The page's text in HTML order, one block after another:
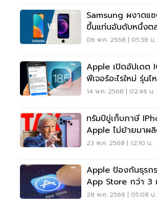
Samsung ผงาดแ
ขึ้นแท่นอันดับหนึ่งต
โลก
06 พ.ค. 2568 | 05:38 น.
Apple เปิดอัปเดต
ฟีเจอร์อะไรใหม่ รุ่น
ได้ที่นี่!
14 พ.ค. 2568 | 02:46 น.
ทรัมป์ขู่เก็บภาษี
Apple ไม่ย้ายมาผ
23 พ.ค. 2568 | 12:10 น.
Apple ป้องกันธุรก
App Store กว่า 3
ใน 5 ปี
28 พ.ค. 2568 | 05:08 น.